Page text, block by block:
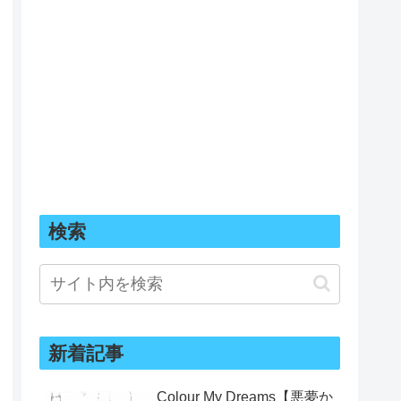
検索
新着記事
Colour My Dreams【悪夢か